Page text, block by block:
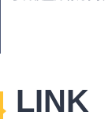
LINK